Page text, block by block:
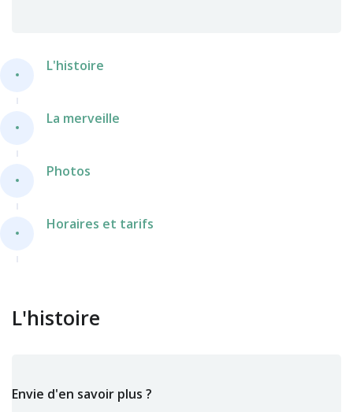
L'histoire
La merveille
Photos
Horaires et tarifs
L'histoire
Envie d'en savoir plus ?